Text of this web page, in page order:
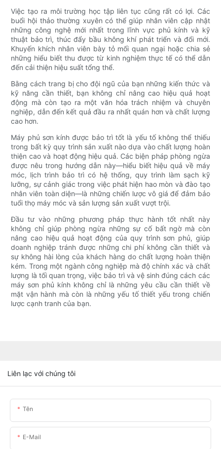
Việc tạo ra môi trường học tập liên tục cũng rất có lợi. Các
buổi hội thảo thường xuyên có thể giúp nhân viên cập nhật
những công nghệ mới nhất trong lĩnh vực phủ kính và kỹ
thuật bảo trì, thúc đẩy bầu không khí phát triển và đổi mới.
Khuyến khích nhân viên bày tỏ mối quan ngại hoặc chia sẻ
những hiểu biết thu được từ kinh nghiệm thực tế có thể dẫn
đến cải thiện hiệu suất tổng thể.
Bằng cách trang bị cho đội ngũ của bạn những kiến ​​thức và
kỹ năng cần thiết, bạn không chỉ nâng cao hiệu quả hoạt
động mà còn tạo ra một văn hóa trách nhiệm và chuyên
nghiệp, dẫn đến kết quả đầu ra nhất quán hơn và chất lượng
cao hơn.
Máy phủ sơn kính được bảo trì tốt là yếu tố không thể thiếu
trong bất kỳ quy trình sản xuất nào dựa vào chất lượng hoàn
thiện cao và hoạt động hiệu quả. Các biện pháp phòng ngừa
được nêu trong hướng dẫn này—hiểu biết hiệu quả về máy
móc, lịch trình bảo trì có hệ thống, quy trình làm sạch kỹ
lưỡng, sự cảnh giác trong việc phát hiện hao mòn và đào tạo
nhân viên toàn diện—là những chiến lược vô giá để đảm bảo
tuổi thọ máy móc và sản lượng sản xuất vượt trội.
Đầu tư vào những phương pháp thực hành tốt nhất này
không chỉ giúp phòng ngừa những sự cố bất ngờ mà còn
nâng cao hiệu quả hoạt động của quy trình sơn phủ, giúp
doanh nghiệp tránh được những chi phí không cần thiết và
sự không hài lòng của khách hàng do chất lượng hoàn thiện
kém. Trong một ngành công nghiệp mà độ chính xác và chất
lượng là tối quan trọng, việc bảo trì và vệ sinh đúng cách các
máy sơn phủ kính không chỉ là những yêu cầu cần thiết về
mặt vận hành mà còn là những yếu tố thiết yếu trong chiến
lược cạnh tranh của bạn.
Liên lạc với chúng tôi
Tên
E-Mail